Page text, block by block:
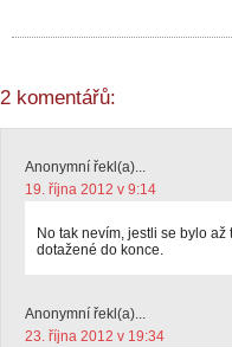
2 komentářů:
Anonymní řekl(a)...
19. října 2012 v 9:14
No tak nevím, jestli se bylo
dotažené do konce.
Anonymní řekl(a)...
23. října 2012 v 19:34